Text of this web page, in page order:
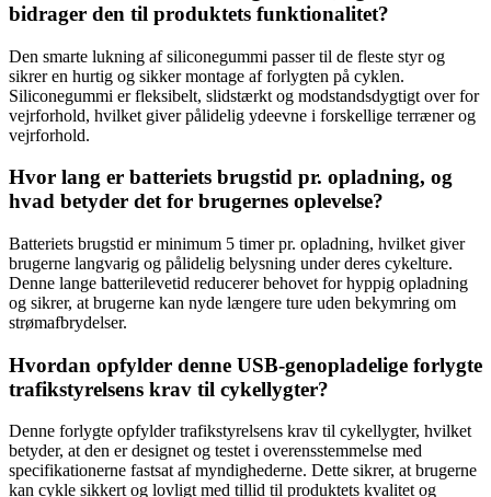
bidrager den til produktets funktionalitet?
Den smarte lukning af siliconegummi passer til de fleste styr og
sikrer en hurtig og sikker montage af forlygten på cyklen.
Siliconegummi er fleksibelt, slidstærkt og modstandsdygtigt over for
vejrforhold, hvilket giver pålidelig ydeevne i forskellige terræner og
vejrforhold.
Hvor lang er batteriets brugstid pr. opladning, og
hvad betyder det for brugernes oplevelse?
Batteriets brugstid er minimum 5 timer pr. opladning, hvilket giver
brugerne langvarig og pålidelig belysning under deres cykelture.
Denne lange batterilevetid reducerer behovet for hyppig opladning
og sikrer, at brugerne kan nyde længere ture uden bekymring om
strømafbrydelser.
Hvordan opfylder denne USB-genopladelige forlygte
trafikstyrelsens krav til cykellygter?
Denne forlygte opfylder trafikstyrelsens krav til cykellygter, hvilket
betyder, at den er designet og testet i overensstemmelse med
specifikationerne fastsat af myndighederne. Dette sikrer, at brugerne
kan cykle sikkert og lovligt med tillid til produktets kvalitet og